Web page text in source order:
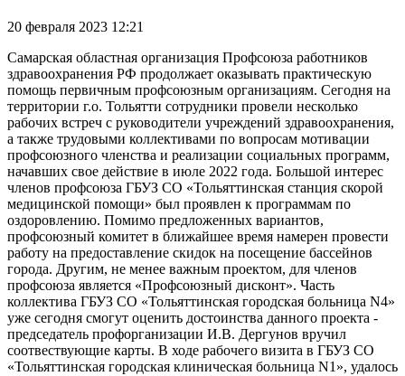
20 февраля 2023 12:21
Самарская областная организация Профсоюза работников
здравоохранения РФ продолжает оказывать практическую
помощь первичным профсоюзным организациям. Сегодня на
территории г.о. Тольятти сотрудники провели несколько
рабочих встреч с руководители учреждений здравоохранения,
а также трудовыми коллективами по вопросам мотивации
профсоюзного членства и реализации социальных программ,
начавших свое действие в июле 2022 года. Большой интерес
членов профсоюза ГБУЗ СО «Тольяттинская станция скорой
медицинской помощи» был проявлен к программам по
оздоровлению. Помимо предложенных вариантов,
профсоюзный комитет в ближайшее время намерен провести
работу на предоставление скидок на посещение бассейнов
города. Другим, не менее важным проектом, для членов
профсоюза является «Профсоюзный дисконт». Часть
коллектива ГБУЗ СО «Тольяттинская городская больница N4»
уже сегодня смогут оценить достоинства данного проекта -
председатель профорганизации И.В. Дергунов вручил
соотвествующие карты. В ходе рабочего визита в ГБУЗ СО
«Тольяттинская городская клиническая больница N1», удалось